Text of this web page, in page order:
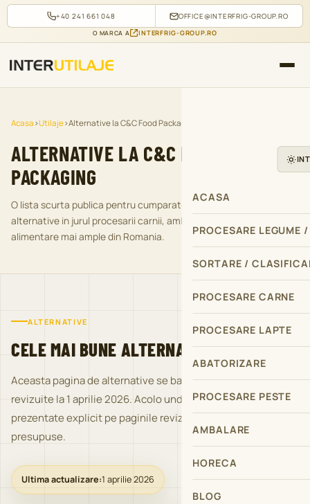
+40 241 661 048 OFFICE@INTERFRIG-GROUP.RO
O MARCA A INTERFRIG-GROUP.RO
ACASA
PROCESARE LEGUME
SORTARE /
PROCESARE CARNE
PROCESARE LAPTE
ABATORIZARE
PROCESARE PESTE
AMBALARE
HORECA
BLOG
Acasa›Utilaje›Alternative la C&C Food Packaging
ALTERNATIVE LA C&C FOOD
PACKAGING
O lista scurta publica pentru cumparatorii care compara
alternative in jurul procesarii carnii, ambalarii si echipamentelor
alimentare mai ample din Romania.
ALTERNATIVE
CELE MAI BUNE ALTERNATIVE PUBLICE
Aceasta pagina de alternative se bazeaza pe pagini publice
revizuite la 1 aprilie 2026. Acolo unde capabilitatile nu sunt
prezentate explicit pe paginile revizuite, ele nu sunt
presupuse.
Ultima actualizare:1 aprilie 2026